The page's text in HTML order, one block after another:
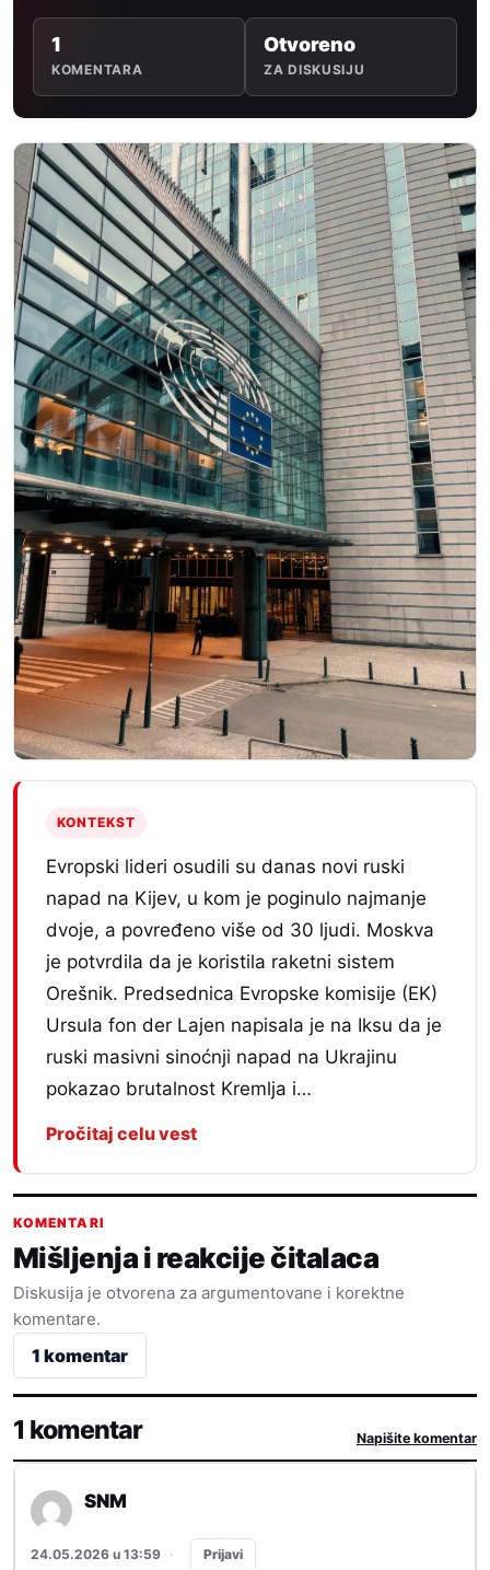
1
KOMENTARA
Otvoreno
ZA DISKUSIJU
KONTEKST
Evropski lideri osudili su danas novi ruski
napad na Kijev, u kom je poginulo najmanje
dvoje, a povređeno više od 30 ljudi. Moskva
je potvrdila da je koristila raketni sistem
Orešnik. Predsednica Evropske komisije (EK)
Ursula fon der Lajen napisala je na Iksu da je
ruski masivni sinoćnji napad na Ukrajinu
pokazao brutalnost Kremlja i…
Pročitaj celu vest
KOMENTARI
Mišljenja i reakcije čitalaca
Diskusija je otvorena za argumentovane i korektne
komentare.
1 komentar
1 komentar Napišite komentar
SNM
24.05.2026 u 13:59 · Prijavi